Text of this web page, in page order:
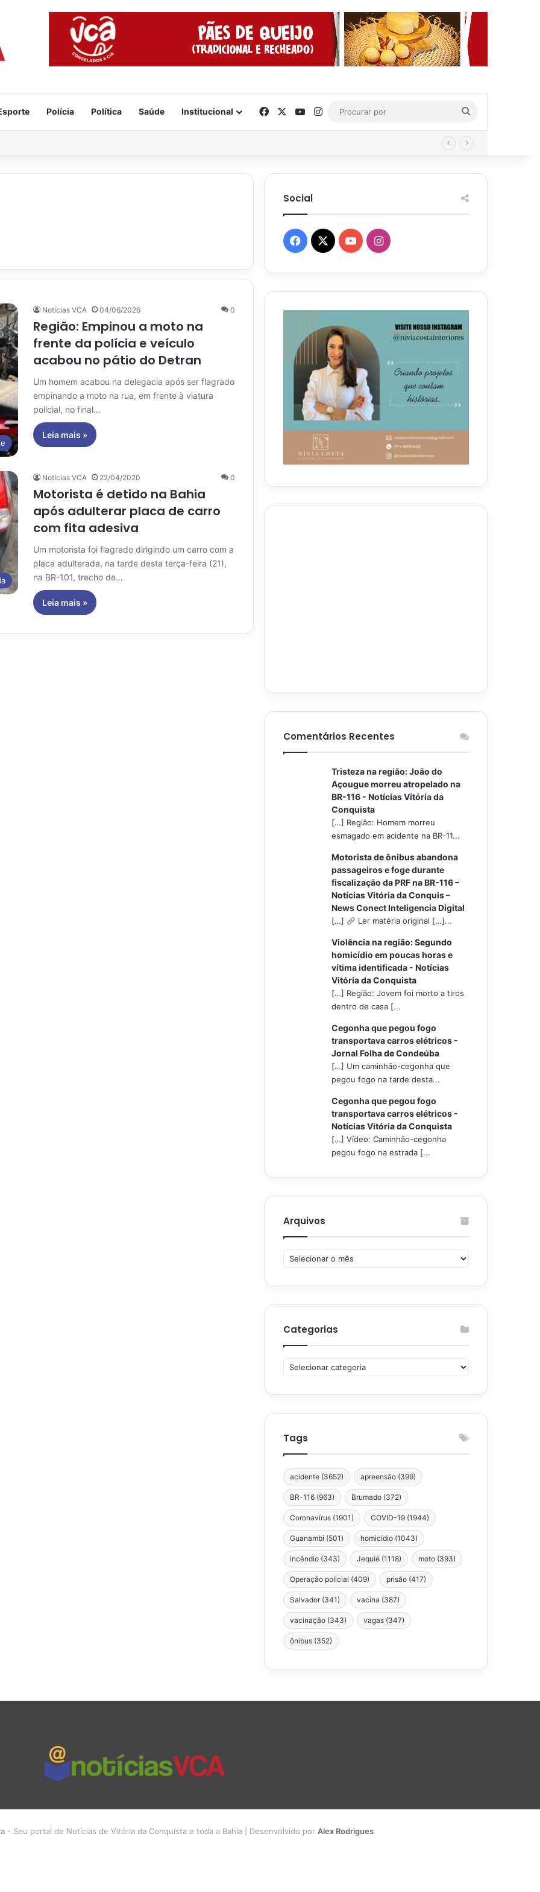
Polícia Política Saúde Institucional FacebookYouTube
Instagram
por
Notícias VCA 04/06/2026 0
Região: Empinou a moto na
frente da polícia e veículo
acabou no pátio do Detran
Um homem acabou na delegacia após ser flagrado
empinando a moto na rua, em frente à viatura
policial, no final…
Leia mais »
Notícias VCA 22/04/2020 0
Motorista é detido na Bahia
após adulterar placa de carro
com fita adesiva
Um motorista foi flagrado dirigindo um carro com a
placa adulterada, na tarde desta terça-feira (21),
na BR-101, trecho de…
Leia mais »
Social
Facebook
X YouTubeInstagram
Comentários Recentes
Tristeza na região: João do
Açougue morreu atropelado na
BR-116 - Notícias Vitória da
Conquista
[…] Região: Homem morreu
esmagado em acidente na BR-11...
Motorista de ônibus abandona
passageiros e foge durante
fiscalização da PRF na BR-116 –
Notícias Vitória da Conquis –
News Conect Inteligencia Digital
[…] Ler matéria original […]...
Violência na região: Segundo
homicídio em poucas horas e
vítima identificada - Notícias
Vitória da Conquista
[…] Região: Jovem foi morto a tiros
dentro de casa [...
Cegonha que pegou fogo
transportava carros elétricos -
Jornal Folha de Condeúba
[…] Um caminhão-cegonha que
pegou fogo na tarde desta...
Cegonha que pegou fogo
transportava carros elétricos -
Notícias Vitória da Conquista
[…] Vídeo: Caminhão-cegonha
pegou fogo na estrada [...
Arquivos
Arquivos
Categorias
Categorias
Tags
acidente (3652) apreensão (399)
BR-116 (963) Brumado (372)
Coronavírus (1901) COVID-19 (1944)
Guanambi (501) homicídio (1043)
incêndio (343) Jequié (1118) moto (393)
Operação policial (409) prisão (417)
Salvador (341) vacina (387)
vacinação (343) vagas (347)
ônibus (352)
- Seu portal de Notícias de Vitória da Conquista e toda a Bahia | Desenvolvido por Alex Rodrigues